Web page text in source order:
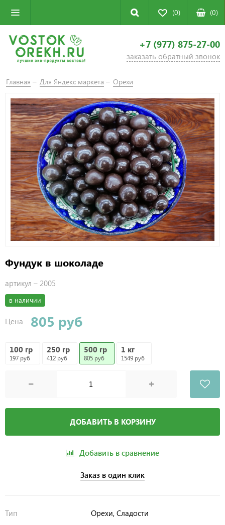
(0) (0)
+7 (977) 875-27-00
заказать обратный звонок
Главная Для Яндекс маркета Орехи
Фундук в шоколаде
артикул – 2005
в наличии
Цена 805 руб
100 гр
197 руб
250 гр
412 руб
500 гр
805 руб
1 кг
1549 руб
ДОБАВИТЬ В КОРЗИНУ
Добавить в сравнение
Заказ в один клик
Тип
Орехи, Сладости